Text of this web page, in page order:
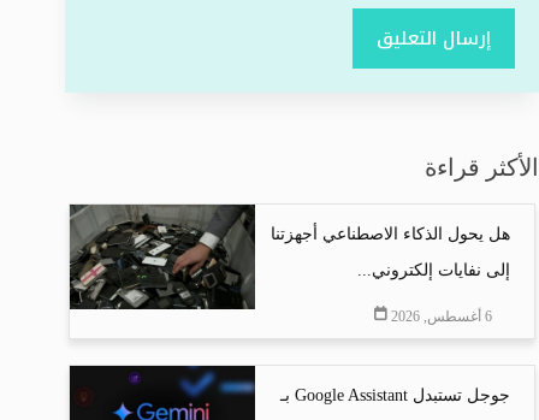
إرسال التعليق
الأكثر قراءة
هل يحول الذكاء الاصطناعي أجهزتنا
إلى نفايات إلكتروني...
6 أغسطس, 2026
جوجل تستبدل Google Assistant بـ